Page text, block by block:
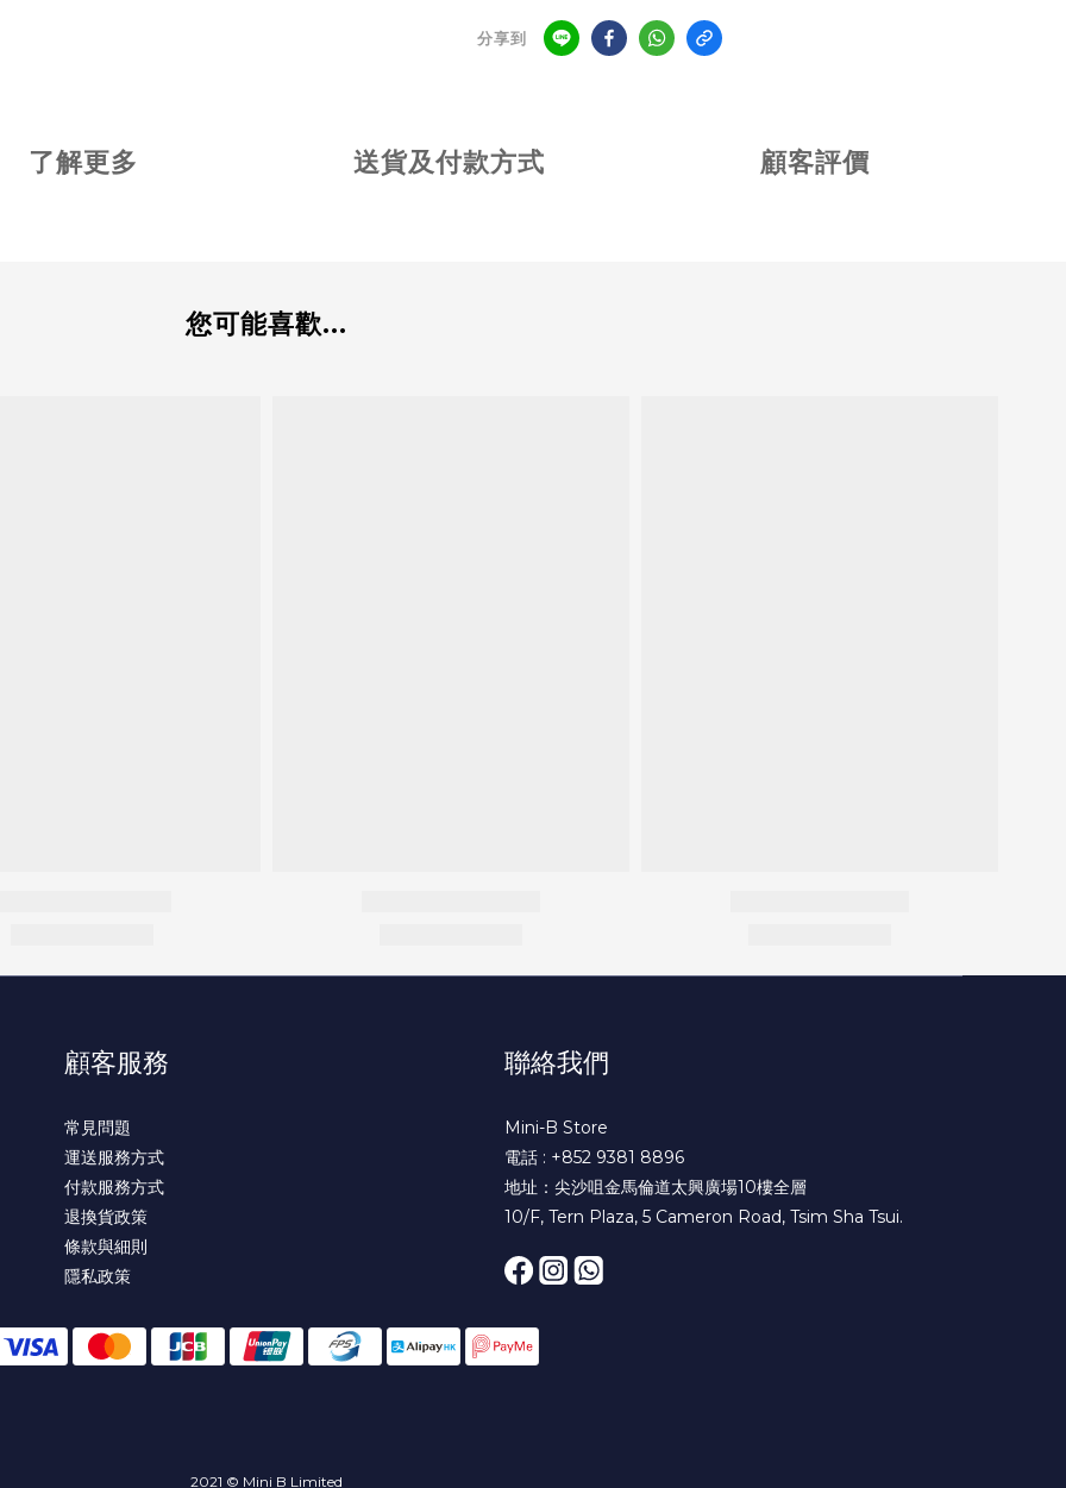
分享到
了解更多 送貨及付款方式 顧客評價
您可能喜歡...
顧客服務
常見問題
運送服務方式
付款服務方式
退換貨政策
條款與細則
隱私政策
聯絡我們
Mini-B Store
電話 : +852 9381 8896
地址：尖沙咀金馬倫道太興廣場10樓全層
10/F, Tern Plaza, 5 Cameron Road, Tsim Sha Tsui.
2021 © Mini B Limited